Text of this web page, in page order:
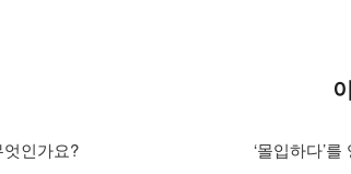
엇인가요?
‘몰입하다’